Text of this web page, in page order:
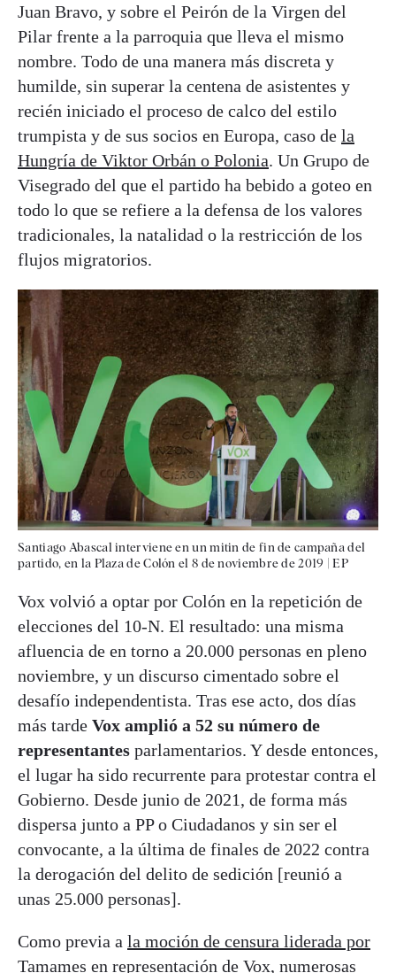
Juan Bravo, y sobre el Peirón de la Virgen del
Pilar frente a la parroquia que lleva el mismo
nombre. Todo de una manera más discreta y
humilde, sin superar la centena de asistentes y
recién iniciado el proceso de calco del estilo
trumpista y de sus socios en Europa, caso de la
Hungría de Viktor Orbán o Polonia. Un Grupo de
Visegrado del que el partido ha bebido a goteo en
todo lo que se refiere a la defensa de los valores
tradicionales, la natalidad o la restricción de los
flujos migratorios.
Santiago Abascal interviene en un mitin de fin de campaña del
partido, en la Plaza de Colón el 8 de noviembre de 2019 |EP
Vox volvió a optar por Colón en la repetición de
elecciones del 10-N. El resultado: una misma
afluencia de en torno a 20.000 personas en pleno
noviembre, y un discurso cimentado sobre el
desafío independentista. Tras ese acto, dos días
más tarde Vox amplió a 52 su número de
representantes parlamentarios. Y desde entonces,
el lugar ha sido recurrente para protestar contra el
Gobierno. Desde junio de 2021, de forma más
dispersa junto a PP o Ciudadanos y sin ser el
convocante, a la última de finales de 2022 contra
la derogación del delito de sedición [reunió a
unas 25.000 personas].
Como previa a la moción de censura liderada por
Tamames en representación de Vox, numerosas